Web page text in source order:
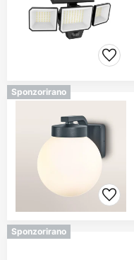
Sponzorirano
Sponzorirano